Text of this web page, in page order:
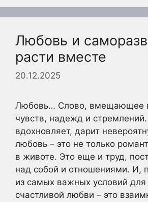
Любовь и
расти вместе
20.12.2025
Любовь… Слово, вмещающее
чувств, надежд и
вдохновляет, дарит
любовь – это не только
в животе. Это еще и труд,
над собой и отношениями. И,
из самых важных условий для
счастливой любви – это